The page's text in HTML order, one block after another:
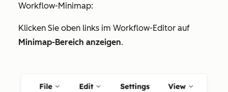
Workflow-Minimap:
Klicken Sie oben links im Workflow-Editor auf
Minimap-Bereich anzeigen.